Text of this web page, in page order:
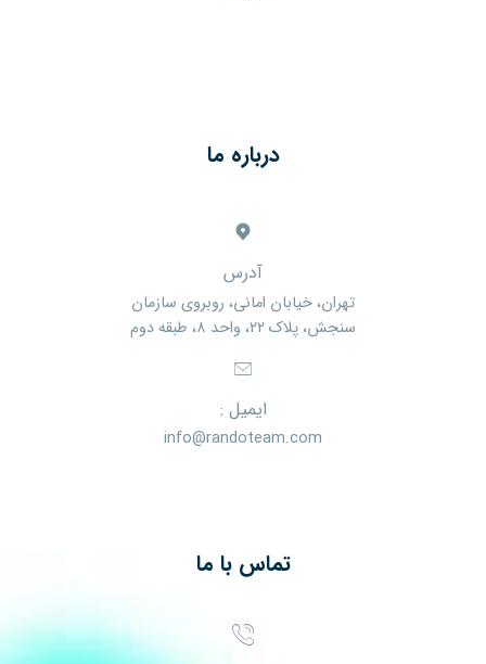
درباره ما
آدرس
تهران، خیابان امانی، روبروی سازمان
سنجش، پلاک ۲۲، واحد ۸، طبقه دوم
ایمیل :
info@randoteam.com
تماس با ما